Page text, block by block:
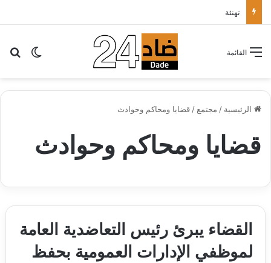
تهنئة
الوضع القائمة
الرئيسية / مجتمع / قضايا ومحاكم وحوادث
قضايا ومحاكم وحوادث
القضاء يبرئ رئيس التعاضدية العامة
لموظفي الإدارات العمومية بحفظ